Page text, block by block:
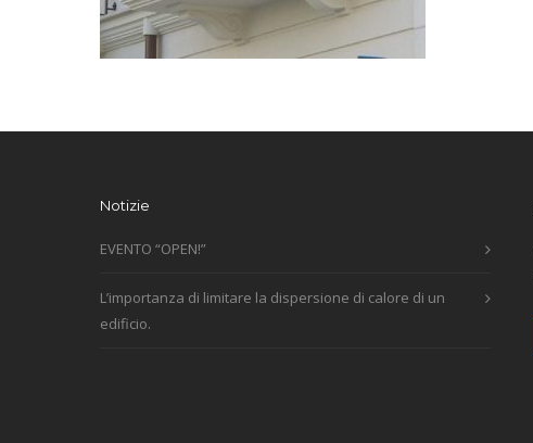
Notizie
EVENTO “OPEN!”
L’importanza di limitare la dispersione di calore di un
edificio.